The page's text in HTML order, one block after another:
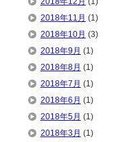
2018年11月 (1)
2018年10月 (3)
2018年9月 (1)
2018年8月 (1)
2018年7月 (1)
2018年6月 (1)
2018年5月 (1)
2018年3月 (1)